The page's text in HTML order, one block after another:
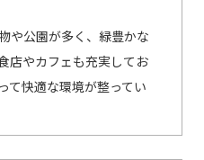
や公園が多く、緑豊かな
店やカフェも充実してお
て快適な環境が整ってい